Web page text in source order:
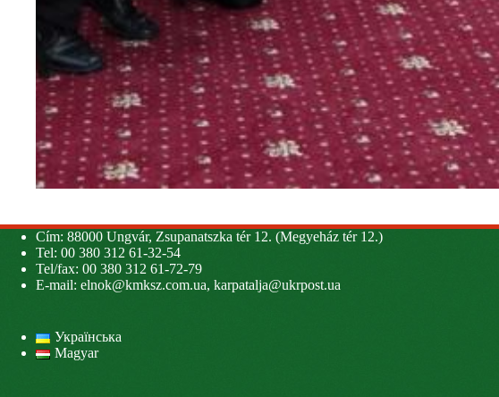
Cím: 88000 Ungvár, Zsupanatszka tér 12. (Megyeház tér 12.)
Tel: 00 380 312 61-32-54
Tel/fax: 00 380 312 61-72-79
E-mail: elnok@kmksz.com.ua, karpatalja@ukrpost.ua
Українська
Magyar